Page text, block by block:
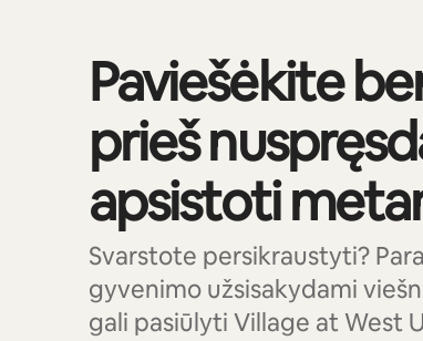
Paviešėkite
prieš
apsistoti
Svarstote persikraustyti?
gyvenimo užsisakydami
gali pasiūlyti Village at West